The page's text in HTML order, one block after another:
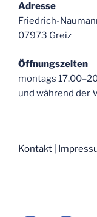
Adresse
Friedrich-
07973 Greiz
Öffnungszeiten
montags
und während der
Kontakt